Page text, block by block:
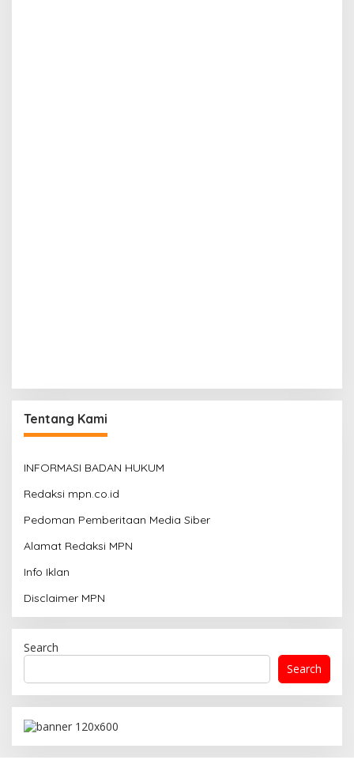
Tentang Kami
INFORMASI BADAN HUKUM
Redaksi mpn.co.id
Pedoman Pemberitaan Media Siber
Alamat Redaksi MPN
Info Iklan
Disclaimer MPN
Search
Search